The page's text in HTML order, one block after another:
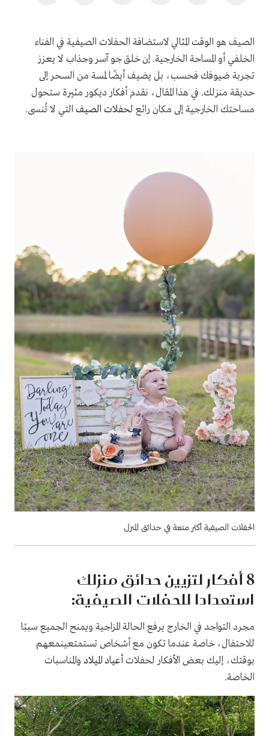
الصيف هو الوقت المثالي لاستضافة الحفلات الصيفية في الفناء
الخلفي أو المساحة الخارجية. إن خلق جو آسر وجذاب لا يعزز
تجربة ضيوفك فحسب، بل يضيف أيضًا لمسة من السحر إلى
حديقة منزلك. في هذا المقال، نقدم أفكار ديكور مثيرة ستحول
مساحتك الخارجية إلى مكان رائع لحفلات الصيف التي لا تُنسى.
الحفلات الصيفية أكثر متعة في حدائق المنزل
8أفكار لتزيين حدائق منزلك
استعدادا للحفلات الصيفية:
مجرد التواجد في الخارج يرفع الحالة المزاجية ويمنح الجميع سببًا
للاحتفال، خاصة عندما تكون مع أشخاص تستمتعينمعهم
بوقتك، إليك بعض الأفكار لحفلات أعياد الميلاد والمناسبات
الخاصة.